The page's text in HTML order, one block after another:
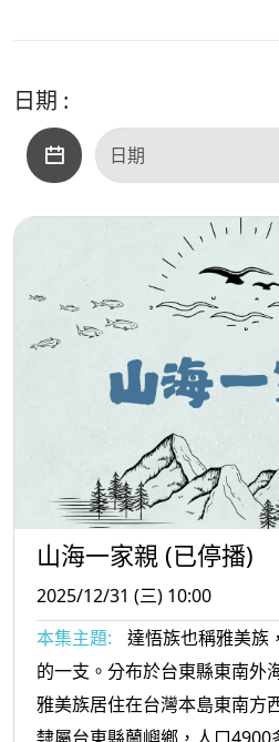
日期 :
山海一家親 (已停播)
2025/12/31 (三) 10:00
本集主題:
達悟族也稱雅美族
的一支。分布於台東縣東南外
雅美族居住在台灣本島東南方